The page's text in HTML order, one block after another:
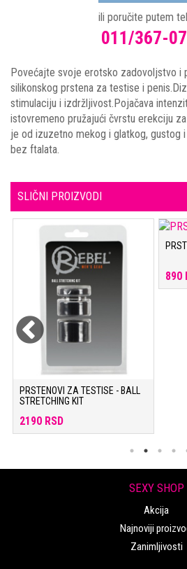
ili poručite putem
011/367-
Povećajte svoje erotsko zadovoljstvo i
silikonskog prstena za testise i
stimulaciju i izdržljivost.Pojačava
istovremeno pružajući čvrstu erekciju
je od izuzetno mekog i glatkog, gustog
bez ftalata.
SLIČNI PROIZVODI
PRSTENOVI ZA TESTISE - BALL
STRETCHING KIT
2190 RSD
890
SEXY SHOP
Akcija
Najnoviji
Zanimljivosti